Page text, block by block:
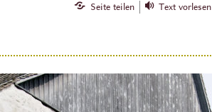
Seite teilen Text vorlesen